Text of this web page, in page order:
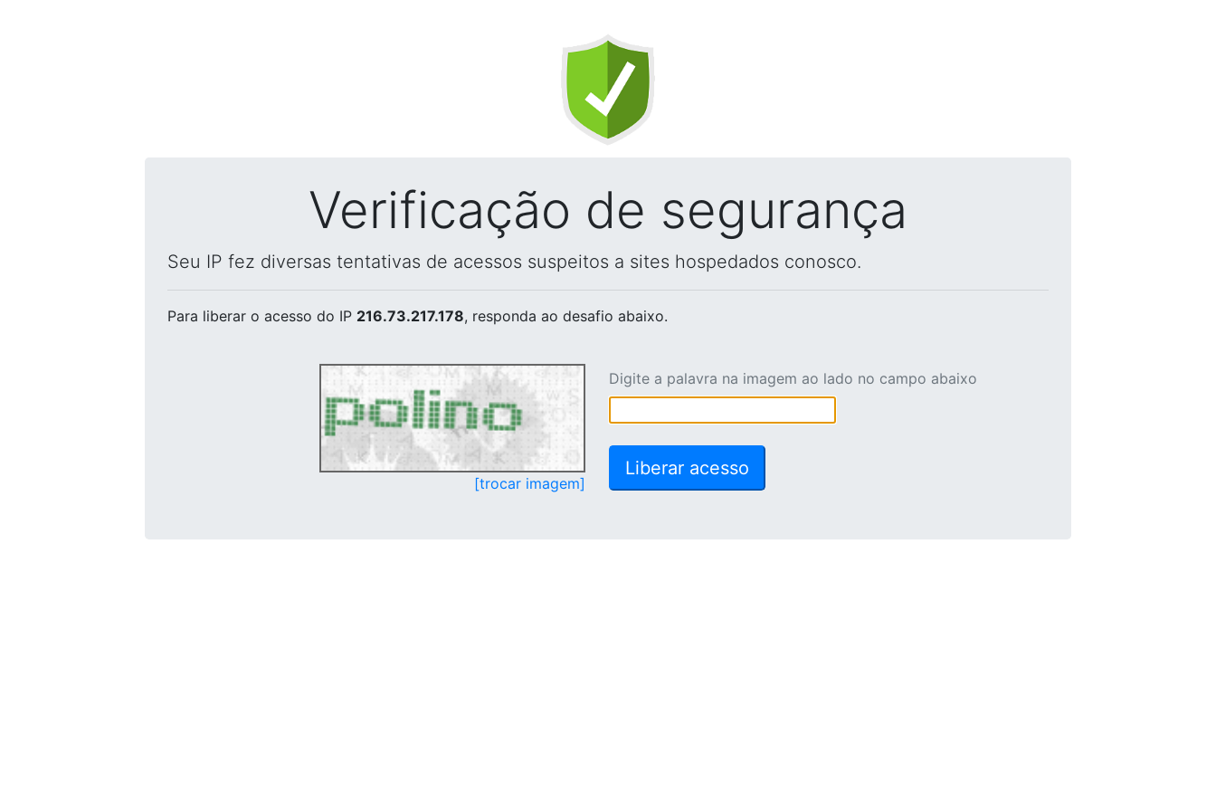
Verificação de segurança
Seu IP fez diversas tentativas de acessos suspeitos a sites hospedados conosco.
Para liberar o acesso do IP 216.73.217.178, responda ao desafio abaixo.
[trocar imagem]
Digite a palavra na imagem ao lado no campo abaixo